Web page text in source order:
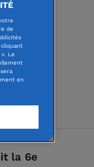
la
la 6e
de
Le
en